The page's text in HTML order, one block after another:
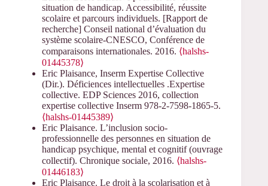
situation de handicap. Accessibilité, réussite
scolaire et parcours individuels. [Rapport de
recherche] Conseil national d’évaluation du
système scolaire-CNESCO, Conférence de
comparaisons internationales. 2016. ⟨halshs-
01445378⟩
Eric Plaisance, Inserm Expertise Collective
(Dir.). Déficiences intellectuelles .Expertise
collective. EDP Sciences 2016, collection
expertise collective Inserm 978-2-7598-1865-5.
⟨halshs-01445389⟩
Eric Plaisance. L’inclusion socio-
professionnelle des personnes en situation de
handicap psychique, mental et cognitif (ouvrage
collectif). Chronique sociale, 2016. ⟨halshs-
01446183⟩
Eric Plaisance. Le droit à la scolarisation et à